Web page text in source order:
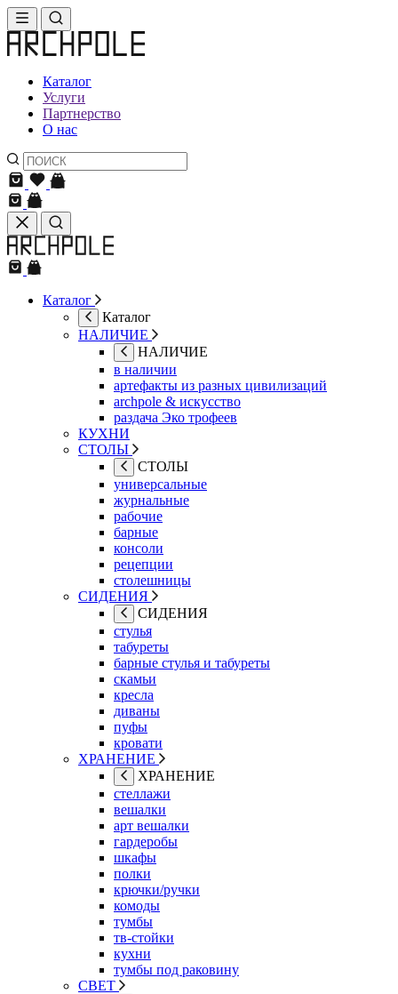
Каталог
Услуги
Партнерство
О нас
Каталог
Каталог
НАЛИЧИЕ
НАЛИЧИЕ
в наличии
артефакты из разных цивилизаций
archpole & искусство
раздача Эко трофеев
КУХНИ
СТОЛЫ
СТОЛЫ
универсальные
журнальные
рабочие
барные
консоли
рецепции
столешницы
СИДЕНИЯ
СИДЕНИЯ
стулья
табуреты
барные стулья и табуреты
скамьи
кресла
диваны
пуфы
кровати
ХРАНЕНИЕ
ХРАНЕНИЕ
стеллажи
вешалки
арт вешалки
гардеробы
шкафы
полки
крючки/ручки
комоды
тумбы
тв-стойки
кухни
тумбы под раковину
СВЕТ